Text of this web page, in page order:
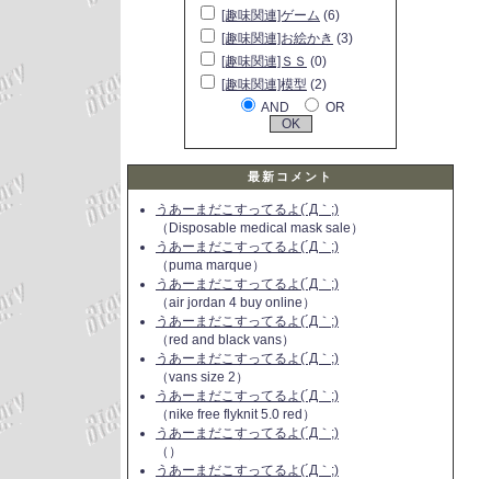
[趣味関連]ゲーム (6)
[趣味関連]お絵かき (3)
[趣味関連]ＳＳ (0)
[趣味関連]模型 (2)
AND
OR
最新コメント
うあーまだこすってるよ(´Д｀;)
（Disposable medical mask sale）
うあーまだこすってるよ(´Д｀;)
（puma marque）
うあーまだこすってるよ(´Д｀;)
（air jordan 4 buy online）
うあーまだこすってるよ(´Д｀;)
（red and black vans）
うあーまだこすってるよ(´Д｀;)
（vans size 2）
うあーまだこすってるよ(´Д｀;)
（nike free flyknit 5.0 red）
うあーまだこすってるよ(´Д｀;)
（）
うあーまだこすってるよ(´Д｀;)